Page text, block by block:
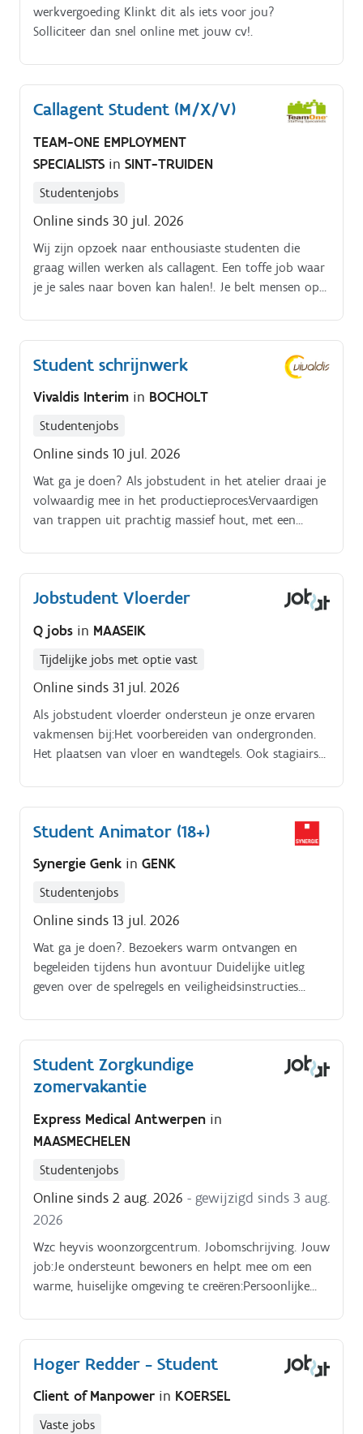
werkvergoeding Klinkt dit als iets voor jou?
Solliciteer dan snel online met jouw cv!.
Callagent Student (M/X/V)
TEAM-ONE EMPLOYMENT
SPECIALISTS in SINT-TRUIDEN
Studentenjobs
Online sinds 30 jul. 2026
Wij zijn opzoek naar enthousiaste studenten die
graag willen werken als callagent. Een toffe job waar
je je sales naar boven kan halen!. Je belt mensen op
uittesten Je neemt contact op met personen die al
klant zijn en hun verder opvolgen Jouw taken?. -
Opvolgen, vragen beantwoorden, een afspraak
presenteren,.
Student schrijnwerk
Vivaldis Interim in BOCHOLT
Studentenjobs
Online sinds 10 jul. 2026
Wat ga je doen? Als jobstudent in het atelier draai je
volwaardig mee in het productieproces:Vervaardigen
van trappen uit prachtig massief hout, met een
Jobstudent Vloerder
Q jobs in MAASEIK
Tijdelijke jobs met optie vast
Online sinds 31 jul. 2026
Als jobstudent vloerder ondersteun je onze ervaren
vakmensen bij:Het voorbereiden van ondergronden.
Het plaatsen van vloer en wandtegels. Ook stagiairs
doen! Jobomschrijving.
Student Animator (18+)
Synergie Genk in GENK
Studentenjobs
Online sinds 13 jul. 2026
Wat ga je doen?. Bezoekers warm ontvangen en
begeleiden tijdens hun avontuur ️Duidelijke uitleg
geven over de spelregels en veiligheidsinstructies
verschillende sessies Klanten bedienen aan de bar en
in het horecagedeelte Mee zorgen voor een nette,
verzorgde en uitnodigende locatie Een handje
en andere evenementen Elke bezoeker een
onvergetelijke ervaring bezorgen
Student Zorgkundige
zomervakantie
Express Medical Antwerpen in
MAASMECHELEN
Studentenjobs
Online sinds 2 aug. 2026 - gewijzigd sinds 3 aug.
2026
Wzc heyvis woonzorgcentrum. Jobomschrijving. Jouw
job:Je ondersteunt bewoners en helpt mee om een
warme, huiselijke omgeving te creëren:Persoonlijke
bieden.
Hoger Redder - Student
Client of Manpower in KOERSEL
Vaste jobs